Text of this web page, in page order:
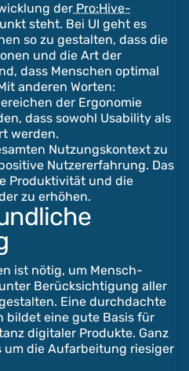
der Pro:Hive-
steht. Bei UI geht es
so zu gestalten, dass die
und die Art der
dass Menschen optimal
anderen Worten:
der Ergonomie
dass sowohl Usability als
werden.
Nutzungskontext zu
Nutzererfahrung. Das
Produktivität und die
zu erhöhen.
ist nötig, um Mensch-
Berücksichtigung aller
Eine durchdachte
bildet eine gute Basis für
digitaler Produkte. Ganz
um die Aufarbeitung riesiger